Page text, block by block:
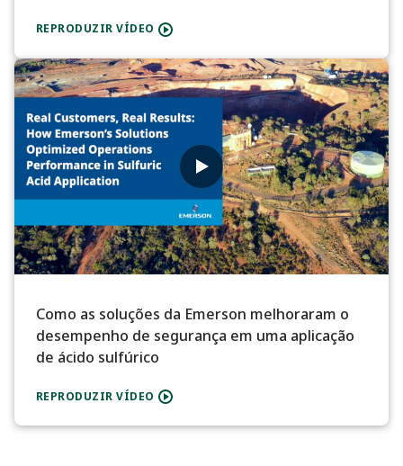
REPRODUZIR VÍDEO
Como as soluções da Emerson melhoraram o
desempenho de segurança em uma aplicação
de ácido sulfúrico
REPRODUZIR VÍDEO